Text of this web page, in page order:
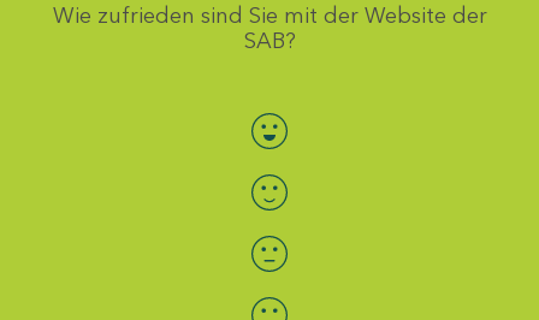
Wie zufrieden sind Sie mit der Website der
SAB?
Bewertung auswählen